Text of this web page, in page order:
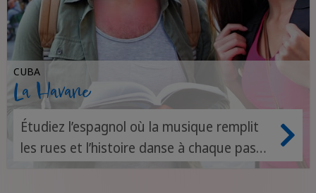
CUBA
La Havane
Étudiez l’espagnol où la musique remplit
les rues et l’histoire danse à chaque pas
que vous faites.